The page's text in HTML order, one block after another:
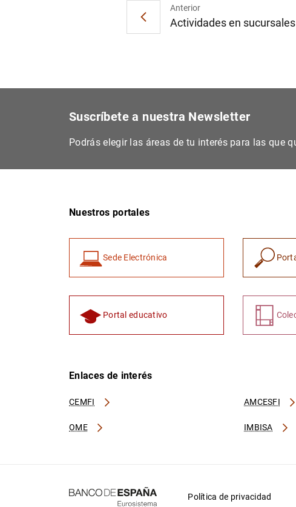
Anterior
Actividades en
Suscríbete a nuestra Newsletter
Podrás elegir las áreas de tu interés para las que
Nuestros portales
Sede Electrónica
Portal educativo
Enlaces de interés
CEMFI AMCESFI
OME IMBISA
Política de privacidad